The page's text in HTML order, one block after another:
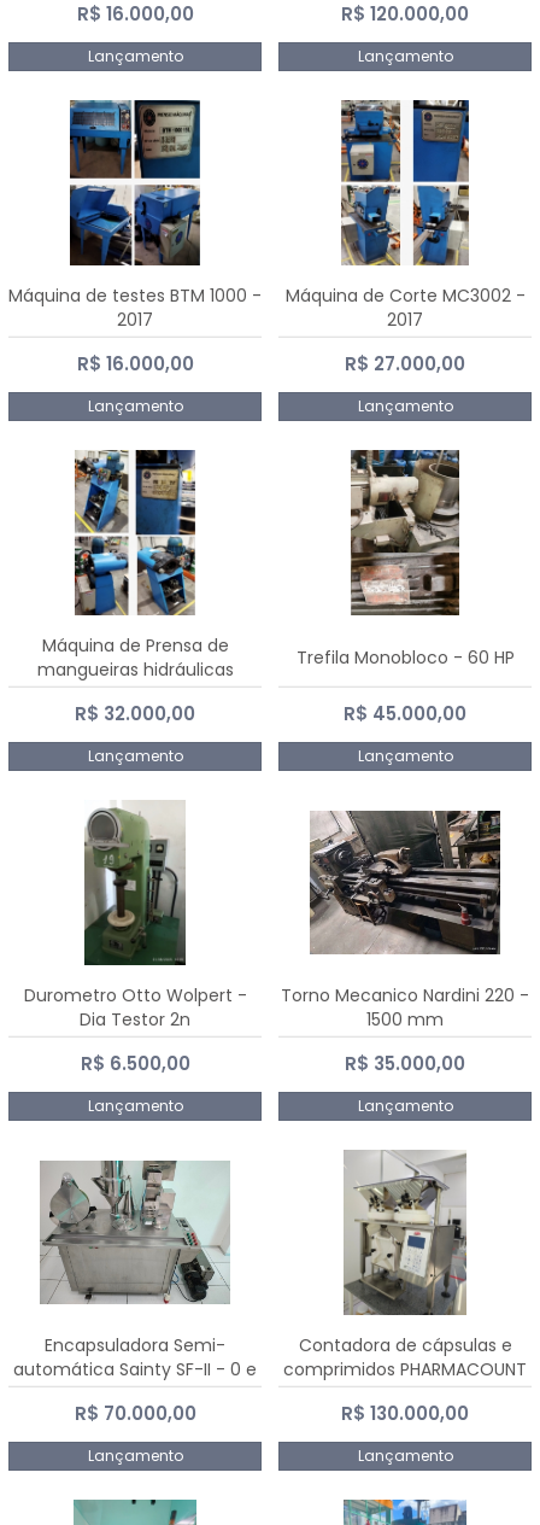
R$ 16.000,00
Lançamento
R$ 120.000,00
Lançamento
Máquina de testes BTM 1000 -
2017
R$ 16.000,00
Lançamento
Máquina de Corte MC3002 -
2017
R$ 27.000,00
Lançamento
Máquina de Prensa de
mangueiras hidráulicas
PE50TF - 2017
R$ 32.000,00
Lançamento
Trefila Monobloco - 60 HP
R$ 45.000,00
Lançamento
Durometro Otto Wolpert -
Dia Testor 2n
R$ 6.500,00
Lançamento
Torno Mecanico Nardini 220 -
1500 mm
R$ 35.000,00
Lançamento
Encapsuladora Semi-
automática Sainty SF-II - 0 e
00
R$ 70.000,00
Lançamento
Contadora de cápsulas e
comprimidos PHARMACOUNT
- 2-2R3
R$ 130.000,00
Lançamento